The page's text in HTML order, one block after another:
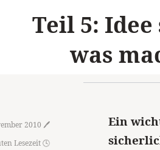
Teil 5:
was
2010 🖊️
Lesezeit 🕓
Ein